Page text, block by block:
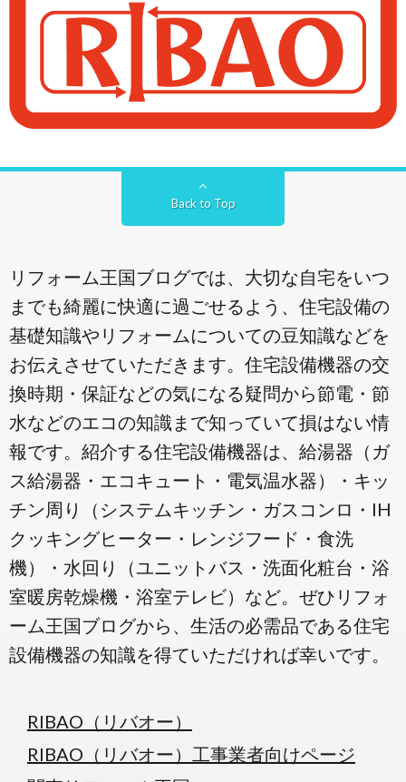
Back to Top
リフォーム王国ブログでは、大切な自宅をいつ
までも綺麗に快適に過ごせるよう、住宅設備の
基礎知識やリフォームについての豆知識などを
お伝えさせていただきます。住宅設備機器の交
換時期・保証などの気になる疑問から節電・節
水などのエコの知識まで知っていて損はない情
報です。紹介する住宅設備機器は、給湯器（ガ
ス給湯器・エコキュート・電気温水器）・キッ
チン周り（システムキッチン・ガスコンロ・IH
クッキングヒーター・レンジフード・食洗
機）・水回り（ユニットバス・洗面化粧台・浴
室暖房乾燥機・浴室テレビ）など。ぜひリフォ
ーム王国ブログから、生活の必需品である住宅
設備機器の知識を得ていただければ幸いです。
RIBAO（リバオー）
RIBAO（リバオー）工事業者向けページ